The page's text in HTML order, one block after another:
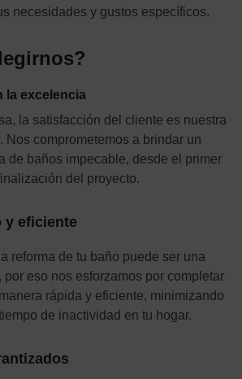
necesidades y gustos específicos.
la excelencia
la satisfacción del cliente es nuestra
Nos comprometemos a brindar un
de baños impecable, desde el primer
del proyecto.
y eficiente
reforma de tu baño puede ser una
por eso nos esforzamos por completar
rápida y eficiente, minimizando
de inactividad en tu hogar.